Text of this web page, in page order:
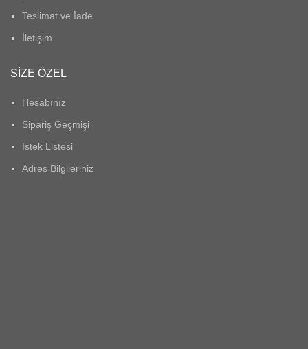
Teslimat ve İade
İletişim
SIZE ÖZEL
Hesabınız
Sipariş Geçmişi
İstek Listesi
Adres Bilgileriniz